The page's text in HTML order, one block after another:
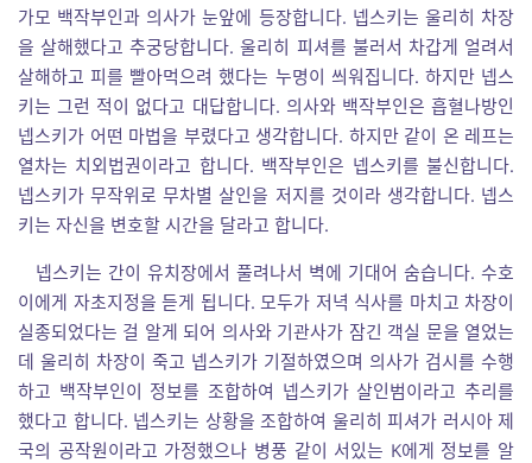
가모 백작부인과 의사가 눈앞에 등장합니다. 넵스키는 울리히 차장
을 살해했다고 추궁당합니다. 울리히 피셔를 불러서 차갑게 얼려서
살해하고 피를 빨아먹으려 했다는 누명이 씌워집니다. 하지만 넵스
키는 그런 적이 없다고 대답합니다. 의사와 백작부인은 흡혈나방인
넵스키가 어떤 마법을 부렸다고 생각합니다. 하지만 같이 온 레프는
열차는 치외법권이라고 합니다. 백작부인은 넵스키를 불신합니다.
넵스키가 무작위로 무차별 살인을 저지를 것이라 생각합니다. 넵스
키는 자신을 변호할 시간을 달라고 합니다.
넵스키는 간이 유치장에서 풀려나서 벽에 기대어 숨습니다. 수호
이에게 자초지정을 듣게 됩니다. 모두가 저녁 식사를 마치고 차장이
실종되었다는 걸 알게 되어 의사와 기관사가 잠긴 객실 문을 열었는
데 울리히 차장이 죽고 넵스키가 기절하였으며 의사가 검시를 수행
하고 백작부인이 정보를 조합하여 넵스키가 살인범이라고 추리를
했다고 합니다. 넵스키는 상황을 조합하여 울리히 피셔가 러시아 제
국의 공작원이라고 가정했으나 병풍 같이 서있는 K에게 정보를 알